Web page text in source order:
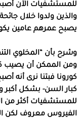
للمستشفيات الآن
يصبح عمرهم عامين
وشرح بأن “المخلوي
ومن الممكن أن يصيب
كورونا فبتنا نرى أنه
كبار السن- بشكل أكبر
للمستشفيات أكثر من
الفيروس معروف لكن